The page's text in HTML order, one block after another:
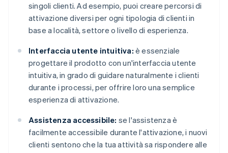
singoli clienti. Ad esempio, puoi creare percorsi di
attivazione diversi per ogni tipologia di clienti in
base a località, settore o livello di esperienza.
Interfaccia utente intuitiva: è essenziale
progettare il prodotto con un'interfaccia utente
intuitiva, in grado di guidare naturalmente i clienti
durante i processi, per offrire loro una semplice
esperienza di attivazione.
Assistenza accessibile: se l'assistenza è
facilmente accessibile durante l'attivazione, i nuovi
clienti sentono che la tua attività sa rispondere alle